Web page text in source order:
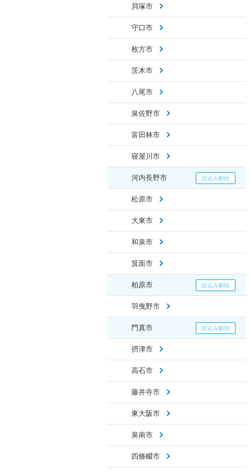
貝塚市
守口市
枚方市
茨木市
八尾市
泉佐野市
富田林市
寝屋川市
河内長野市
松原市
大東市
和泉市
箕面市
柏原市
羽曳野市
門真市
摂津市
高石市
藤井寺市
東大阪市
泉南市
四條畷市